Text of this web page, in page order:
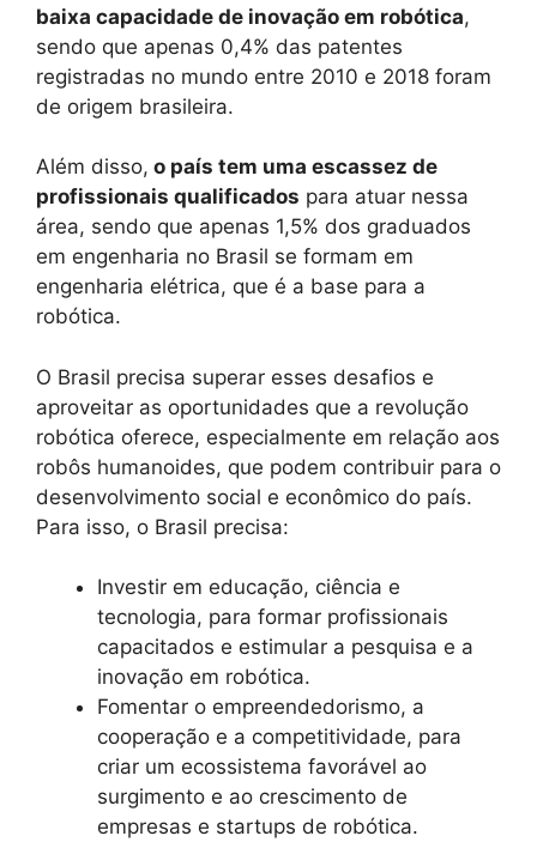
baixa capacidade de inovação em robótica,
sendo que apenas 0,4% das patentes
registradas no mundo entre 2010 e 2018 foram
de origem brasileira.
Além disso, o país tem uma escassez de
profissionais qualificados para atuar nessa
área, sendo que apenas 1,5% dos graduados
em engenharia no Brasil se formam em
engenharia elétrica, que é a base para a
robótica.
O Brasil precisa superar esses desafios e
aproveitar as oportunidades que a revolução
robótica oferece, especialmente em relação aos
robôs humanoides, que podem contribuir para o
desenvolvimento social e econômico do país.
Para isso, o Brasil precisa:
Investir em educação, ciência e
tecnologia, para formar profissionais
capacitados e estimular a pesquisa e a
inovação em robótica.
Fomentar o empreendedorismo, a
cooperação e a competitividade, para
criar um ecossistema favorável ao
surgimento e ao crescimento de
empresas e startups de robótica.